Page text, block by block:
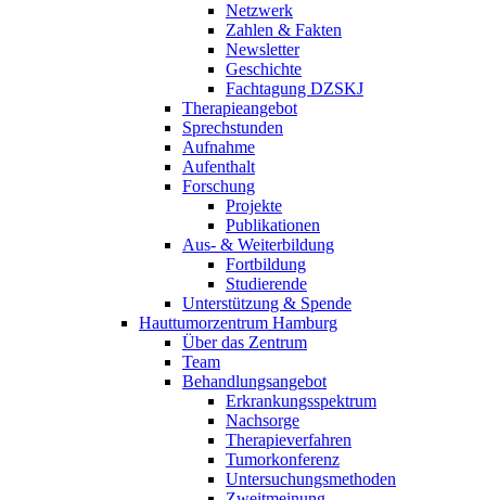
Netzwerk
Zahlen & Fakten
Newsletter
Geschichte
Fachtagung DZSKJ
Therapieangebot
Sprechstunden
Aufnahme
Aufenthalt
Forschung
Projekte
Publikationen
Aus- & Weiterbildung
Fortbildung
Studierende
Unterstützung & Spende
Hauttumorzentrum Hamburg
Über das Zentrum
Team
Behandlungsangebot
Erkrankungsspektrum
Nachsorge
Therapieverfahren
Tumorkonferenz
Untersuchungsmethoden